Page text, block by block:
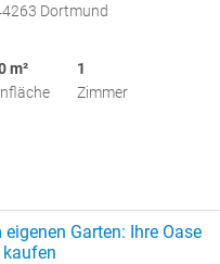
Dortmund
m²
1
Zimmer
Garten: Ihre Oase
kaufen